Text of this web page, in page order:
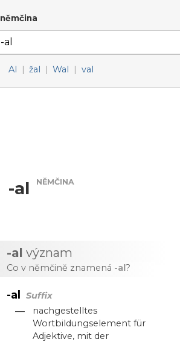
němčina
Al | žal | Wal | val
-al NĚMČINA
-al význam
Co v němčině znamená -al?
-al Suffix
—
nachgestelltes
Wortbildungselement für
Adjektive, mit der